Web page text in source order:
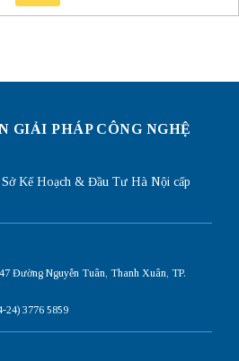
GIẢI PHÁP CÔNG NGHỆ
Kế Hoạch & Đầu Tư Hà Nội cấp
Đường Nguyễn Tuân, Thanh Xuân, TP.
24) 3776 5859